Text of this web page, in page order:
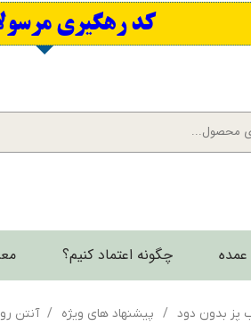
چگونه اعتماد کنیم؟
​کد رهگیری
پز بدون دود پیشنهاد های ویژه آنتن